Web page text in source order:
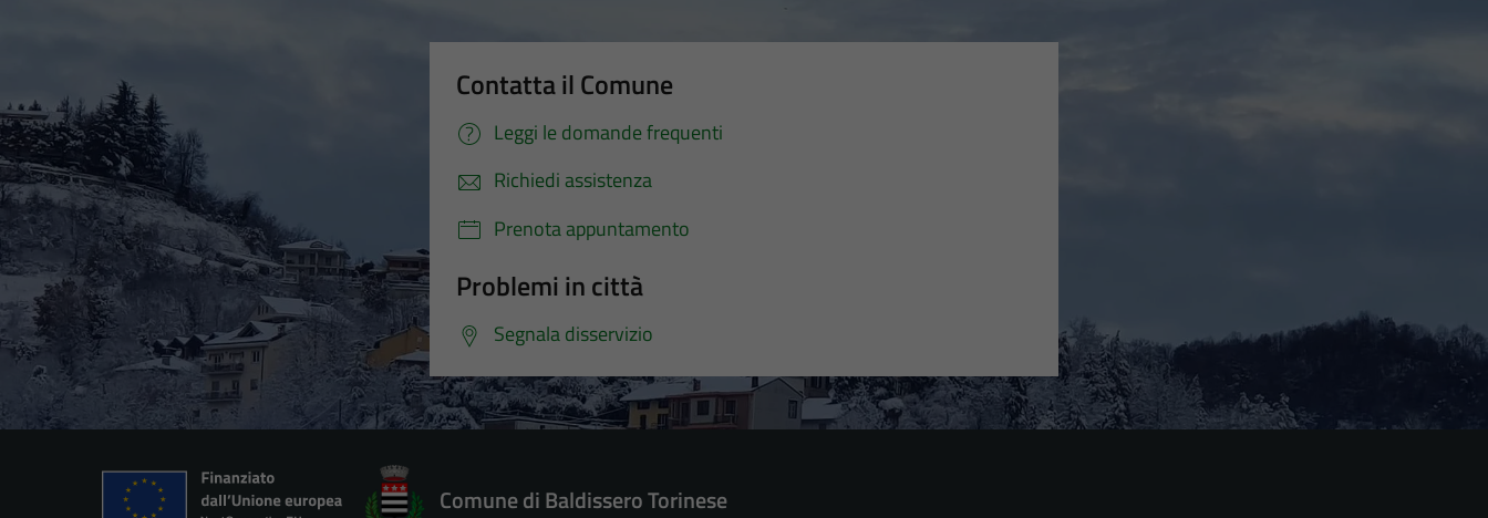
Contatta il Comune
Leggi le domande frequenti
Richiedi assistenza
Prenota appuntamento
Problemi in città
Segnala disservizio
Comune di Baldissero Torinese